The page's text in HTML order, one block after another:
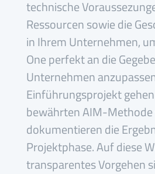
technische
Ressourcen sowie die
in Ihrem Unternehmen,
One perfekt an die
Unternehmen
Einführungsprojekt
bewährten AIM-Methode
dokumentieren die
Projektphase. Auf diese
transparentes Vorgehen